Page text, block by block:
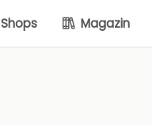
Shops Magazin